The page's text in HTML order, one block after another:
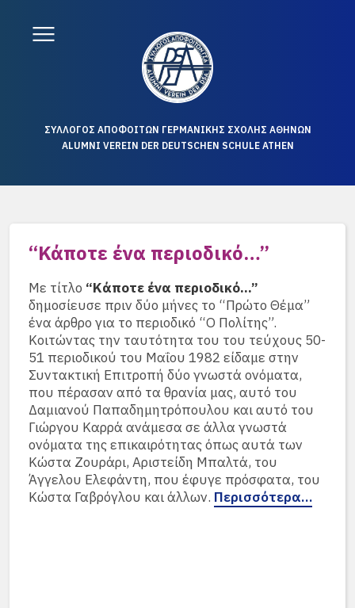
ΣΥΛΛΟΓΟΣ ΑΠΟΦΟΙΤΩΝ ΓΕΡΜΑΝΙΚΗΣ ΣΧΟΛΗΣ ΑΘΗΝΩΝ
ALUMNI VEREIN DER DEUTSCHEN SCHULE ATHEN
“Κάποτε ένα περιοδικό…”
Με τίτλο “Κάποτε ένα περιοδικό…”
δημοσίευσε πριν δύο μήνες το “Πρώτο Θέμα”
ένα άρθρο για το περιοδικό “Ο Πολίτης”.
Κοιτώντας την ταυτότητα του του τεύχους 50-
51 περιοδικού του Μαΐου 1982 είδαμε στην
Συντακτική Επιτροπή δύο γνωστά ονόματα,
που πέρασαν από τα θρανία μας, αυτό του
Δαμιανού Παπαδημητρόπουλου και αυτό του
Γιώργου Καρρά ανάμεσα σε άλλα γνωστά
ονόματα της επικαιρότητας όπως αυτά των
Κώστα Ζουράρι, Αριστείδη Μπαλτά, του
Άγγελου Ελεφάντη, που έφυγε πρόσφατα, του
Κώστα Γαβρόγλου και άλλων. Περισσότερα…